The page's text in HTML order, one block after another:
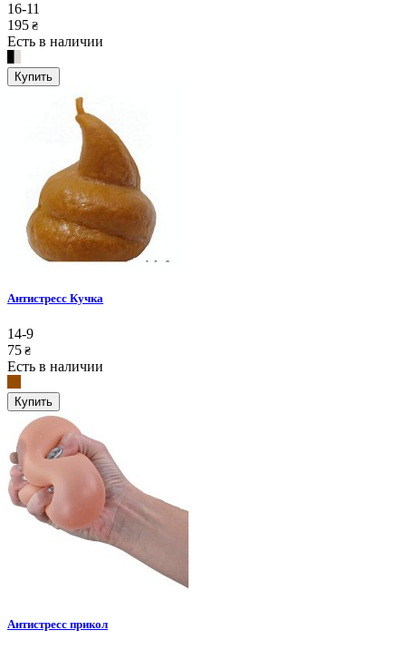
16-11
195 ₴
Есть в наличии
Купить
Антистресс Кучка
14-9
75 ₴
Есть в наличии
Купить
Антистресс прикол